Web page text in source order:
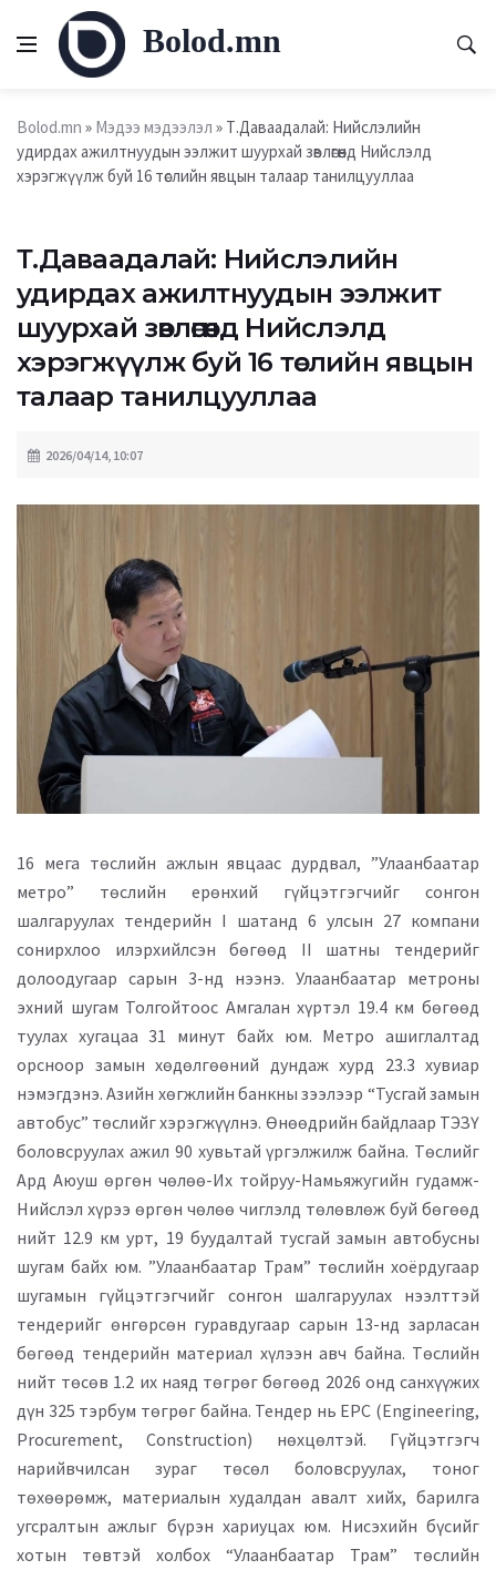
Bolod.mn
Bolod.mn » Мэдээ мэдээлэл » Т.Даваадалай: Нийслэлийн
удирдах ажилтнуудын ээлжит шуурхай зөвлөгөөнд Нийслэлд
хэрэгжүүлж буй 16 төслийн явцын талаар танилцууллаа
Т.Даваадалай: Нийслэлийн
удирдах ажилтнуудын ээлжит
шуурхай зөвлөгөөнд Нийслэлд
хэрэгжүүлж буй 16 төслийн явцын
талаар танилцууллаа
2026/04/14, 10:07
16 мега төслийн ажлын явцаас дурдвал, ”Улаанбаатар
метро” төслийн ерөнхий гүйцэтгэгчийг сонгон
шалгаруулах тендерийн I шатанд 6 улсын 27 компани
сонирхлоо илэрхийлсэн бөгөөд II шатны тендерийг
долоодугаар сарын 3-нд нээнэ. Улаанбаатар метроны
эхний шугам Толгойтоос Амгалан хүртэл 19.4 км бөгөөд
туулах хугацаа 31 минут байх юм. Метро ашиглалтад
орсноор замын хөдөлгөөний дундаж хурд 23.3 хувиар
нэмэгдэнэ. Азийн хөгжлийн банкны зээлээр “Тусгай замын
автобус” төслийг хэрэгжүүлнэ. Өнөөдрийн байдлаар ТЭЗҮ
боловсруулах ажил 90 хувьтай үргэлжилж байна. Төслийг
Ард Аюуш өргөн чөлөө-Их тойруу-Намьяжугийн гудамж-
Нийслэл хүрээ өргөн чөлөө чиглэлд төлөвлөж буй бөгөөд
нийт 12.9 км урт, 19 буудалтай тусгай замын автобусны
шугам байх юм. ”Улаанбаатар Трам” төслийн хоёрдугаар
шугамын гүйцэтгэгчийг сонгон шалгаруулах нээлттэй
тендерийг өнгөрсөн гуравдугаар сарын 13-нд зарласан
бөгөөд тендерийн материал хүлээн авч байна. Төслийн
нийт төсөв 1.2 их наяд төгрөг бөгөөд 2026 онд санхүүжих
дүн 325 тэрбум төгрөг байна. Тендер нь EPC (Engineering,
Procurement, Construction) нөхцөлтэй. Гүйцэтгэгч
нарийвчилсан зураг төсөл боловсруулах, тоног
төхөөрөмж, материалын худалдан авалт хийх, барилга
угсралтын ажлыг бүрэн хариуцах юм. Нисэхийн бүсийг
хотын төвтэй холбох “Улаанбаатар Трам” төслийн